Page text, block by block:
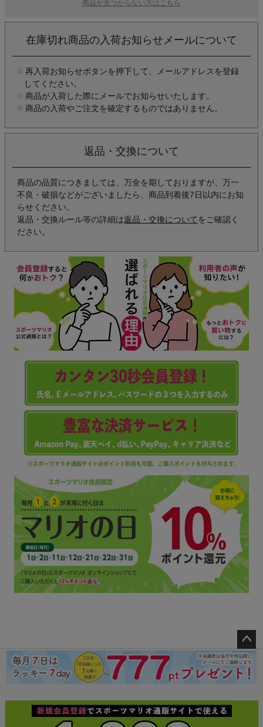
商品が見つからない方はこちら
在庫切れ商品の入荷お知らせメールについて
再入荷お知らせボタンを押下して、メールアドレスを登録
してください。
商品が入荷した際にメールでお知らせいたします。
商品の入荷やご注文を確定するものではありません。
返品・交換について
商品の品質につきましては、万全を期しておりますが、万一
不良・破損などがございましたら、商品到着後7日以内にお知
らせください。
返品・交換ルール等の詳細は返品・交換について をご確認く
ださい。
ペー
ジト
ップ